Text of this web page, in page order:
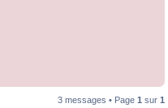
3 messages • Page 1 sur 1